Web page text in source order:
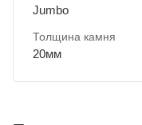
Jumbo
Толщина камня
20мм